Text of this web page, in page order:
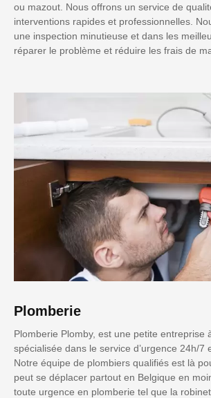
ou mazout. Nous offrons un service de
interventions rapides et professionnelles.
une inspection minutieuse et dans les
réparer le problème et réduire les frais de
Plomberie
Plomberie Plomby, est une petite entreprise
spécialisée dans le service d’urgence 24h/7
Notre équipe de plombiers qualifiés est là
peut se déplacer partout en Belgique en
toute urgence en plomberie tel que la